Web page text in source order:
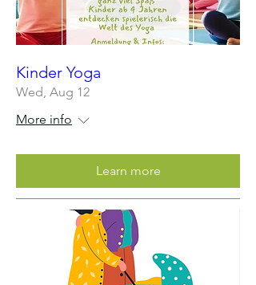
Kinder Yoga
Wed, Aug 12
More info
Learn more